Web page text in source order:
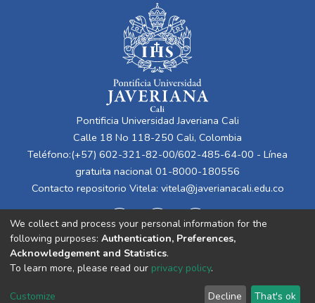
evolución bastante relevante debido a que
se ha tenido que adaptar a un mercado
donde los clientes digitales juegan un papel
fundamental, enfrentando desafíos como la
inclusión financiera, ciberseguridad y
evolución en la regulación. Este trabajo se
centra en entender cómo la tecnología,
especialmente la inteligencia artificial, está
cambiando la forma en que funciona la banca
comercial. Para eso, se compara lo que está
pasando en Colombia con lo que ya ocurre
en Estados Unidos, un país que va más
adelante en estos temas. A lo largo del
análisis se muestran algunos de los
beneficios más importantes, como hacer los
procesos más rápidos, reducir errores y
también se reconocen los riesgos que
Pontificia Universidad Javeriana Cali
Calle 18 No 118-250 Cali, Colombia
Teléfono:(+57) 602-321-82-00/602-485-64-00 - Línea
gratuita nacional 01-8000-180556
Contacto repositorio Vitela: vitela@javerianacali.edu.co
Cookie
End User
Send
We collect and process your personal information for the
following purposes: Authentication, Preferences,
Acknowledgement and Statistics.
To learn more, please read our privacy policy.
Customize Decline That's ok